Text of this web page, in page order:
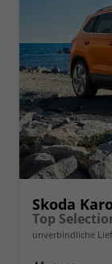
Skoda
unverbindliche